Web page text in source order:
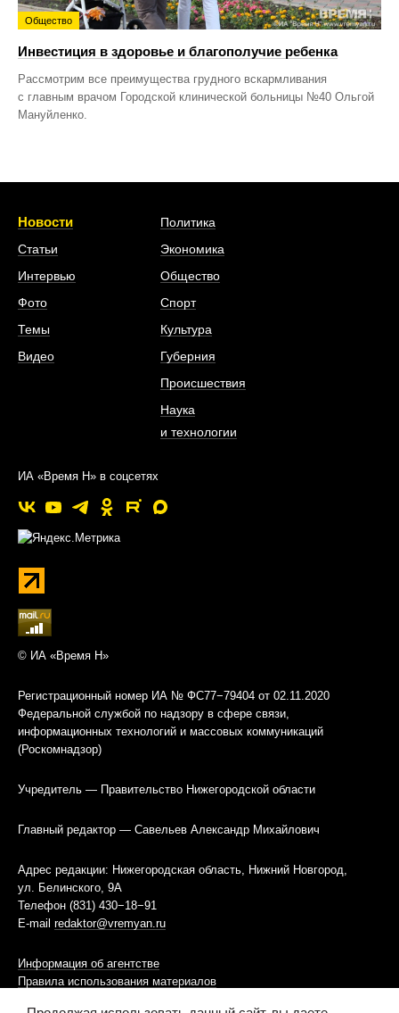
Общество
Инвестиция в здоровье и благополучие ребенка
Рассмотрим все преимущества грудного вскармливания
с главным врачом Городской клинической больницы №40 Ольгой
Мануйленко.
Новости
Статьи
Интервью
Фото
Темы
Видео
Политика
Экономика
Общество
Спорт
Культура
Губерния
Происшествия
Наука
и технологии
ИА «Время Н» в соцсетях
© ИА «Время Н»
Регистрационный номер ИА № ФС77−79404 от 02.11.2020
Федеральной службой по надзору в сфере связи,
информационных технологий и массовых коммуникаций
(Роскомнадзор)
Учредитель — Правительство Нижегородской области
Главный редактор — Савельев Александр Михайлович
Адрес редакции: Нижегородская область, Нижний Новгород,
ул. Белинского, 9А
Телефон (831) 430−18−91
E-mail redaktor@vremyan.ru
Информация об агентстве
Правила использования материалов